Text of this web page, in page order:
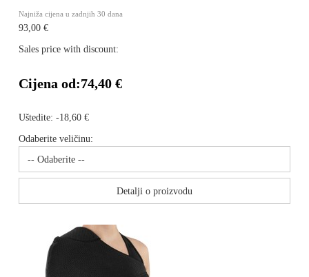
Najniža cijena u zadnjih 30 dana
93,00 €
Sales price with discount:
Cijena od:74,40 €
Uštedite: -18,60 €
Odaberite veličinu:
Detalji o proizvodu